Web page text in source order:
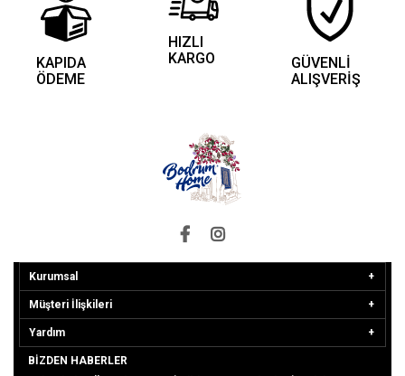
KAPIDA
ÖDEME
HIZLI
KARGO
GÜVENLİ
ALIŞVERİŞ
Kurumsal
Müşteri İlişkileri
Yardım
BIZDEN HABERLER